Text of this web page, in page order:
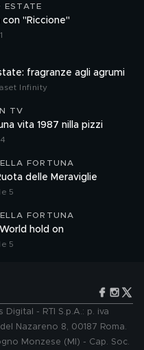
ESTATE
con "Riccione"
fragranze agli agrumi
Infinity
TV
vita 1987 nilla pizzi
FORTUNA
delle Meraviglie
5
FORTUNA
hold on
5
- RTI S.p.A.: p. iva
Nazareno 8, 00187 Roma.
Monzese (MI) - Cap. Soc.